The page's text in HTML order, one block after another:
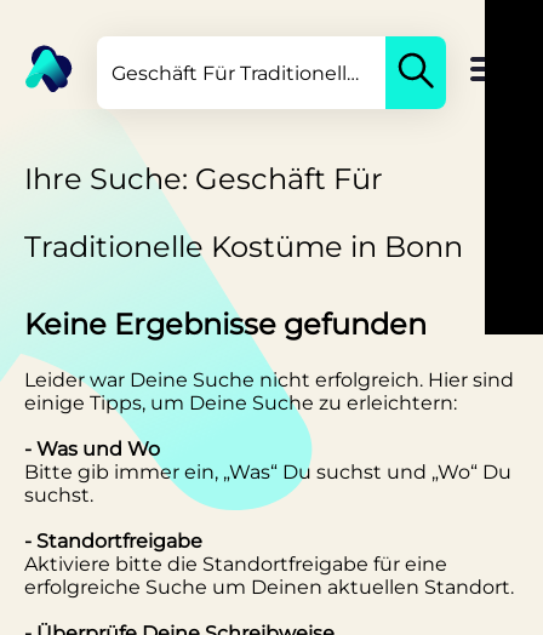
Ihre Suche: Geschäft Für
Traditionelle Kostüme in Bonn
Keine Ergebnisse gefunden
Leider war Deine Suche nicht erfolgreich. Hier sind
einige Tipps, um Deine Suche zu erleichtern:
- Was und Wo
Bitte gib immer ein, „Was“ Du suchst und „Wo“ Du
suchst.
- Standortfreigabe
Aktiviere bitte die Standortfreigabe für eine
erfolgreiche Suche um Deinen aktuellen Standort.